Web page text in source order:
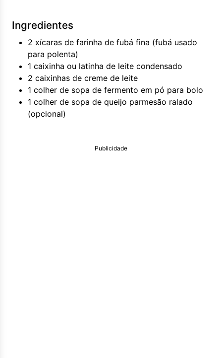
Ingredientes
2 xícaras de farinha de fubá fina (fubá usado
para polenta)
1 caixinha ou latinha de leite condensado
2 caixinhas de creme de leite
1 colher de sopa de fermento em pó para bolo
1 colher de sopa de queijo parmesão ralado
(opcional)
Publicidade